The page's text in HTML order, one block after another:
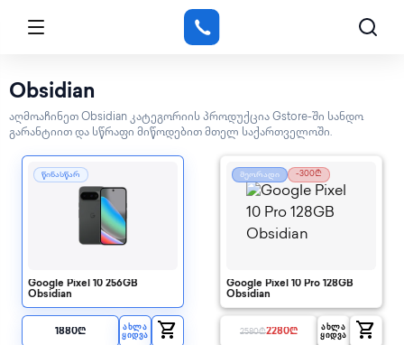
Obsidian
აღმოაჩინეთ Obsidian კატეგორიის პროდუქცია Gstore-ში სანდო
გარანტიით და სწრაფი მიწოდებით მთელ საქართველოში.
წინასწარ
Google Pixel 10 256GB
Obsidian
1880₾
ᲐᲮᲚᲐ
ᲧᲘᲓᲕᲐ
shopping_cart
მეორადი -300₾
Google Pixel 10 Pro 128GB
Obsidian
2580₾2280₾
ᲐᲮᲚᲐ
ᲧᲘᲓᲕᲐ
shopping_cart